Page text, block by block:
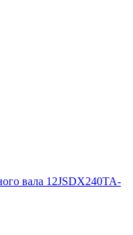
вала 12JSDX240TA-